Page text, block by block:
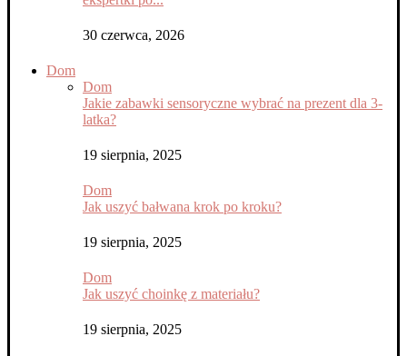
30 czerwca, 2026
Dom
Dom
Jakie zabawki sensoryczne wybrać na prezent dla 3-
latka?
19 sierpnia, 2025
Dom
Jak uszyć bałwana krok po kroku?
19 sierpnia, 2025
Dom
Jak uszyć choinkę z materiału?
19 sierpnia, 2025